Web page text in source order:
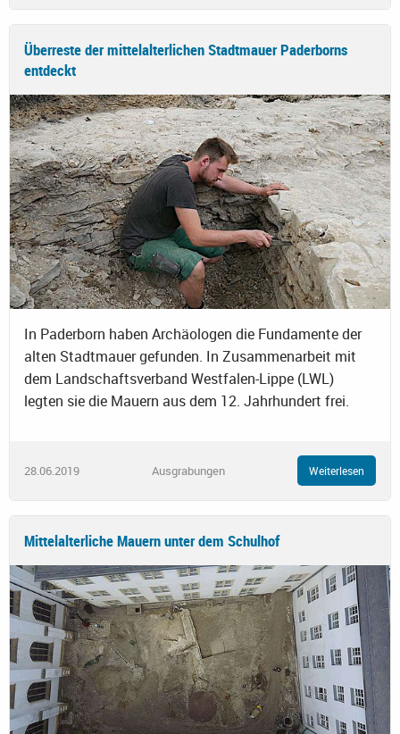
Überreste der mittelalterlichen Stadtmauer Paderborns
entdeckt
In Paderborn haben Archäologen die Fundamente der
alten Stadtmauer gefunden. In Zusammenarbeit mit
dem Landschaftsverband Westfalen-Lippe (LWL)
legten sie die Mauern aus dem 12. Jahrhundert frei.
28.06.2019 Ausgrabungen Weiterlesen
Mittelalterliche Mauern unter dem Schulhof